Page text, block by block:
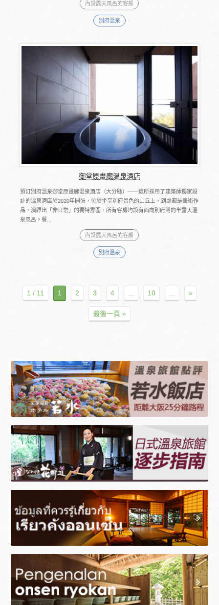
內設露天風呂的客房
別府溫泉
御堂原畫廊温泉酒店
預訂別府溫泉御堂原畫廊温泉酒店（大分縣）――這所採用了建築師獨家設
計的溫泉酒店於2020年開張，位於坐享別府景色的山丘上，到處都是藝術作
品，演繹出「非日常」的獨特雰圍。所有客房均設有面向別府灣的半露天溫
泉風呂。餐...
內設露天風呂的客房
別府溫泉
1 / 11 1 2 3 4 10 »
最後一頁 »